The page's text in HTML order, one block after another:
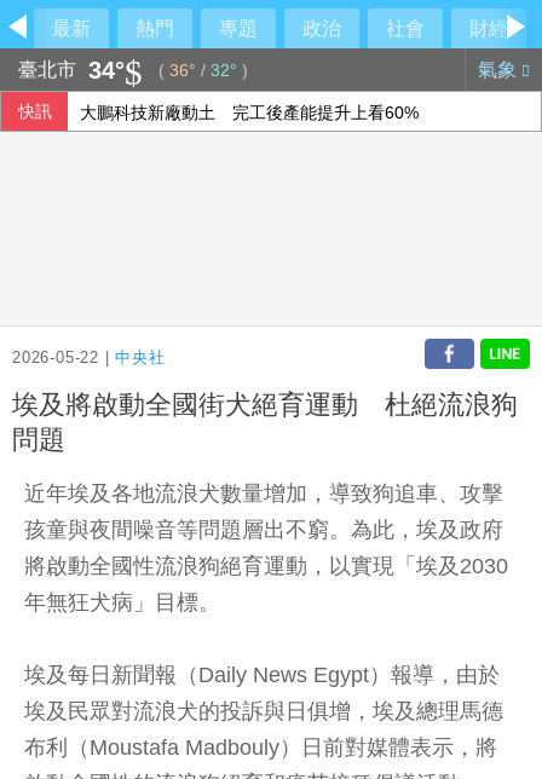
最新 熱門 專題 政治 社會
財經
臺北市 34° ( 36° / 32° ) 氣象
快訊 大鵬科技新廠動土 完工後產能提升上看60%
2026-05-22 |中央社
埃及將啟動全國街犬絕育運動 杜絕流浪狗
問題
近年埃及各地流浪犬數量增加，導致狗追車、攻擊
孩童與夜間噪音等問題層出不窮。為此，埃及政府
將啟動全國性流浪狗絕育運動，以實現「埃及2030
年無狂犬病」目標。
埃及每日新聞報（Daily News Egypt）報導，由於
埃及民眾對流浪犬的投訴與日俱增，埃及總理馬德
布利（Moustafa Madbouly）日前對媒體表示，將